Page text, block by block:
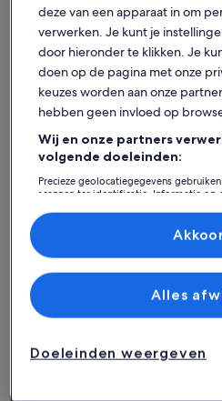
Huis Flat/
Vind je perfecte
Samtgemeinde
Meer informatie over
deze van een apparaat in om
verwerken. Je kunt je
door hieronder te klikken. Je
doen op de pagina met onze
keuzes worden aan onze
hebben geen invloed op
Wij en onze partners
volgende doeleinden:
Precieze geolocatiegegevens
scannen ter identificatie. Informatie op
contentmetingen,
Doeleinden weergeven
Alles